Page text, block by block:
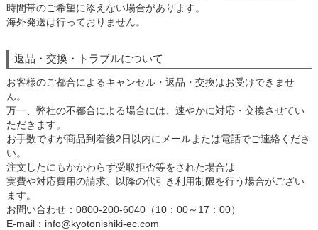
時間帯のご希望に添えない場合があります。
海外発送は行っておりません。
返品・交換・トラブルについて
お客様のご都合によるキャンセル・返品・交換はお受けできませ
ん。
万一、弊社の不都合による場合には、速やかに対応・交換させてい
ただきます。
お手数ですが商品到着後2日以内にメールまたは電話でご連絡くださ
い。
注文したにもかかわらず受取拒否等をされた場合は
実費や対応費用の請求、以降の代引き利用制限を行う場合がござい
ます。
お問い合わせ：0800-200-6040（10：00～17：00）
E-mail：info@kyotonishiki-ec.com